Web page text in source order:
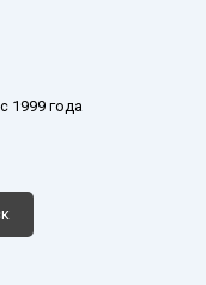
1999 года